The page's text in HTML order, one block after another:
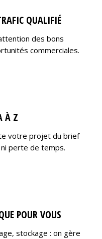
QUALIFIÉ
des bons
commerciales.
À Z
votre projet du brief
ni perte de temps.
POUR VOUS
stockage : on gère